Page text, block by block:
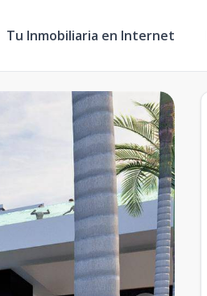
Tu Inmobiliaria en Internet